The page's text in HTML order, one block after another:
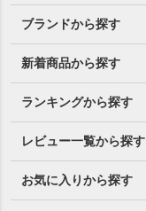
ブランドから探す
新着商品から探す
ランキングから探す
レビュー一覧から探す
お気に入りから探す